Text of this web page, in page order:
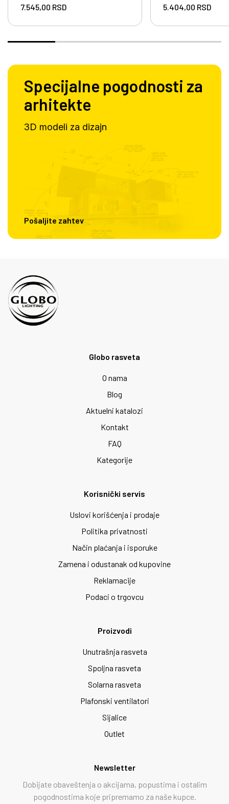
7.545,00 RSD 5.404,00 RSD
Specijalne pogodnosti za
arhitekte
3D modeli za dizajn
Pošaljite zahtev
Globo rasveta
O nama
Blog
Aktuelni katalozi
Kontakt
FAQ
Kategorije
Korisnički servis
Uslovi korišćenja i prodaje
Politika privatnosti
Način plaćanja i isporuke
Zamena i odustanak od kupovine
Reklamacije
Podaci o trgovcu
Proizvodi
Unutrašnja rasveta
Spoljna rasveta
Solarna rasveta
Plafonski ventilatori
Sijalice
Outlet
Newsletter
Dobijate obaveštenja o akcijama, popustima i ostalim
pogodnostima koje pripremamo za naše kupce.